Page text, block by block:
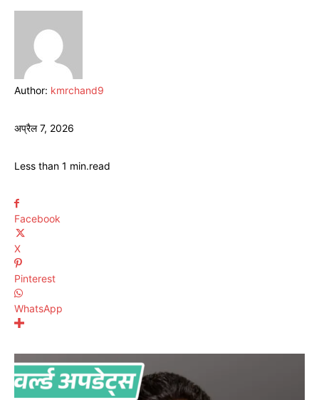
Author: kmrchand9
अप्रैल 7, 2026
Less than 1 min.read
Facebook
X
Pinterest
WhatsApp